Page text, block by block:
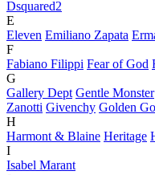
Dsquared2
E
Eleven Emiliano Zapata
F
Fabiano Filippi Fear of God
G
Gallery Dept Gentle Monster
Zanotti Givenchy Golden
H
Harmont & Blaine Heritage
I
Isabel Marant